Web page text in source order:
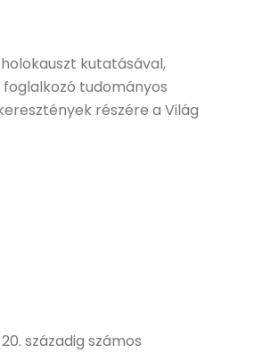
kutatásával,
tudományos
részére a Világ
századig számos